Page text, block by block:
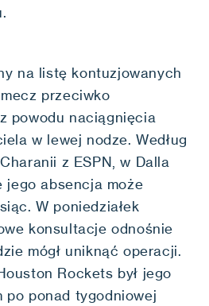
na listę kontuzjowanych
przeciwko
powodu naciągnięcia
w lewej nodze. Według
z ESPN, w Dalla
jego absencja może
W poniedziałek
konsultacje odnośnie
mógł uniknąć operacji.
Rockets był jego
po ponad tygodniowej